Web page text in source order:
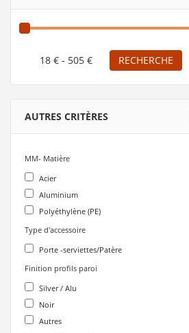
RECHERCHE
AUTRES CRITÈRES
MM- Matière
Acier
Aluminium
Polyéthylène (PE)
Type d'accessoire
Porte -serviettes/Patère
Finition profils paroi
Silver / Alu
Noir
Autres